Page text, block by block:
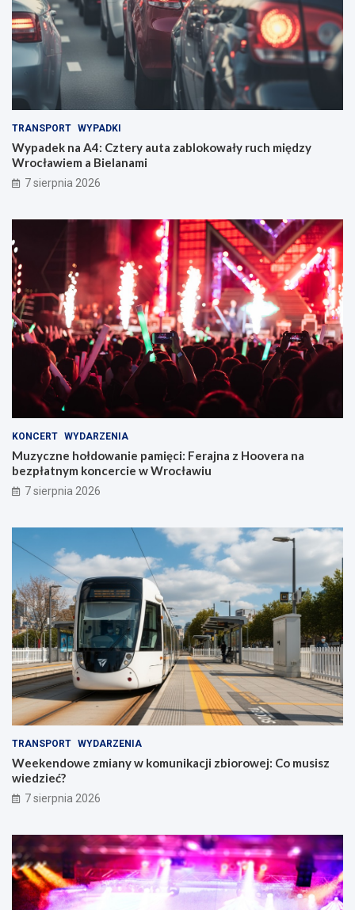
TRANSPORT WYPADKI
Wypadek na A4: Cztery auta zablokowały ruch między
Wrocławiem a Bielanami
7 sierpnia 2026
KONCERT WYDARZENIA
Muzyczne hołdowanie pamięci: Ferajna z Hoovera na
bezpłatnym koncercie w Wrocławiu
7 sierpnia 2026
TRANSPORT WYDARZENIA
Weekendowe zmiany w komunikacji zbiorowej: Co musisz
wiedzieć?
7 sierpnia 2026